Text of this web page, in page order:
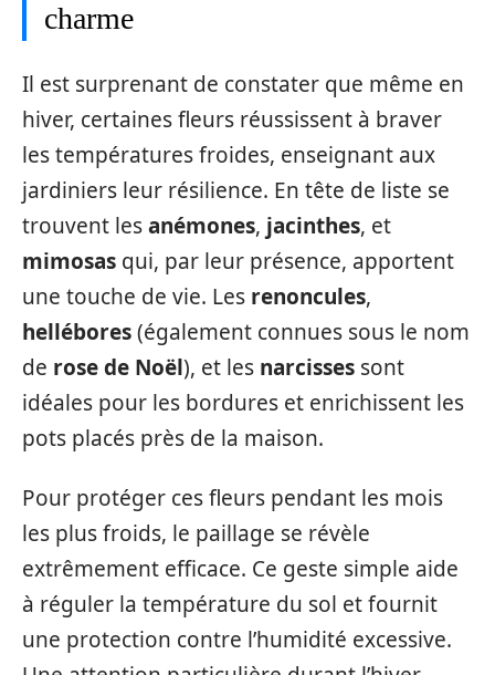
charme
Il est surprenant de constater que même en
hiver, certaines fleurs réussissent à braver
les températures froides, enseignant aux
jardiniers leur résilience. En tête de liste se
trouvent lesanémones, jacinthes, et
mimosas qui, par leur présence, apportent
une touche de vie. Les renoncules,
hellébores(également connues sous le nom
de rose de Noël), et les narcisses sont
idéales pour les bordures et enrichissent les
pots placés près de la maison.
Pour protéger ces fleurs pendant les mois
les plus froids, le paillage se révèle
extrêmement efficace. Ce geste simple aide
à réguler la température du sol et fournit
une protection contre l’humidité excessive.